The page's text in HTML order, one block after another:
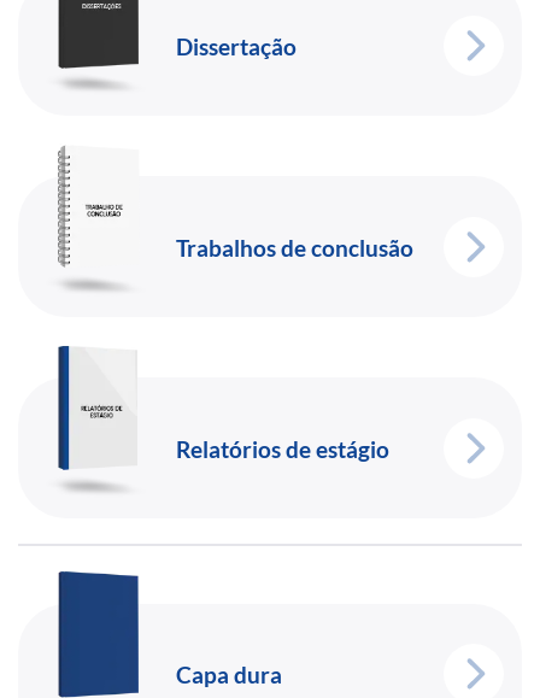
Dissertação
Trabalhos de conclusão
Relatórios de estágio
Capa dura